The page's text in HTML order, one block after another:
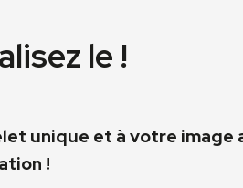
le !
unique et à votre image
!